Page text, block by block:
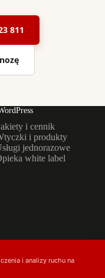
811
i cennik
i produkty
jednorazowe
white label
i analizy ruchu na